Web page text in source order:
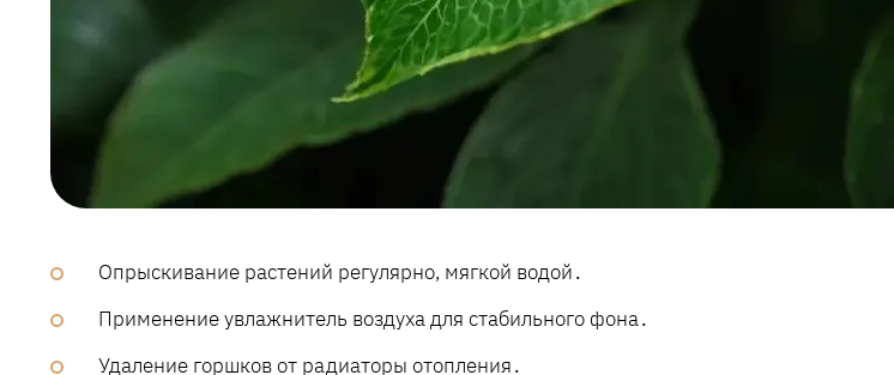
Опрыскивание растений регулярно, мягкой водой․
Применение увлажнитель воздуха для стабильного фона․
Удаление горшков от радиаторы отопления․